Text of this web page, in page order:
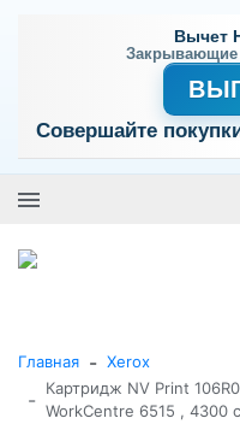
Вычет
Совершайте
Главная - Xerox
-
Картридж NV Print
WorkCentre 6515 , 4300